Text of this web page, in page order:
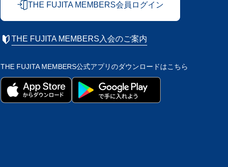
THE FUJITA MEMBERS会員ログイン
THE FUJITA MEMBERS入会のご案内
THE FUJITA MEMBERS公式アプリのダウンロードはこちら